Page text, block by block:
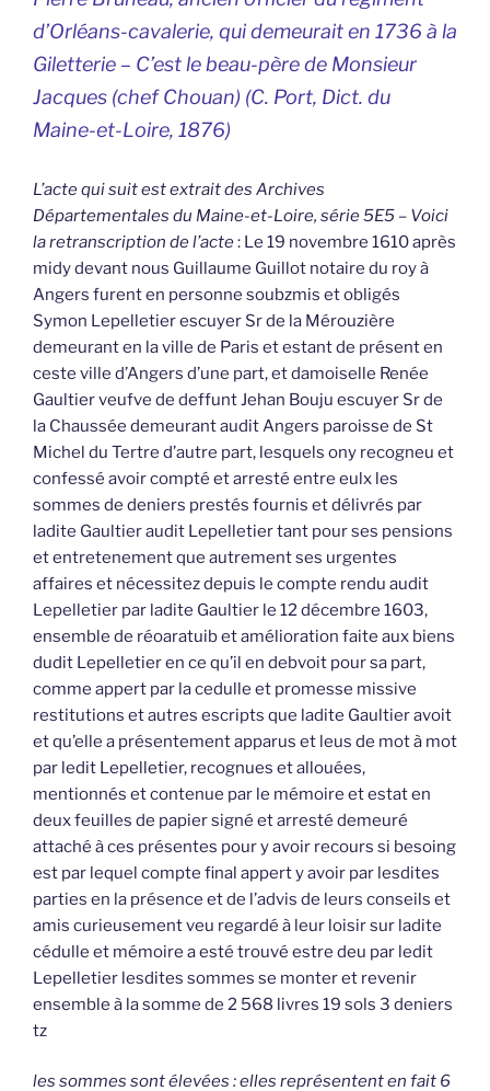
d’Orléans-cavalerie, qui demeurait en 1736 à la
Giletterie – C’est le beau-père de Monsieur
Jacques (chef Chouan) (C. Port, Dict. du
Maine-et-Loire, 1876)
L’acte qui suit est extrait des Archives
Départementales du Maine-et-Loire, série 5E5 – Voici
la retranscription de l’acte: Le 19 novembre 1610 après
midy devant nous Guillaume Guillot notaire du roy à
Angers furent en personne soubzmis et obligés
Symon Lepelletier escuyer Sr de la Mérouzière
demeurant en la ville de Paris et estant de présent en
ceste ville d’Angers d’une part, et damoiselle Renée
Gaultier veufve de deffunt Jehan Bouju escuyer Sr de
la Chaussée demeurant audit Angers paroisse de St
Michel du Tertre d’autre part, lesquels ony recogneu et
confessé avoir compté et arresté entre eulx les
sommes de deniers prestés fournis et délivrés par
ladite Gaultier audit Lepelletier tant pour ses pensions
et entretenement que autrement ses urgentes
affaires et nécessitez depuis le compte rendu audit
Lepelletier par ladite Gaultier le 12 décembre 1603,
ensemble de réoaratuib et amélioration faite aux biens
dudit Lepelletier en ce qu’il en debvoit pour sa part,
comme appert par la cedulle et promesse missive
restitutions et autres escripts que ladite Gaultier avoit
et qu’elle a présentement apparus et leus de mot à mot
par ledit Lepelletier, recognues et allouées,
mentionnés et contenue par le mémoire et estat en
deux feuilles de papier signé et arresté demeuré
attaché à ces présentes pour y avoir recours si besoing
est par lequel compte final appert y avoir par lesdites
parties en la présence et de l’advis de leurs conseils et
amis curieusement veu regardé à leur loisir sur ladite
cédulle et mémoire a esté trouvé estre deu par ledit
Lepelletier lesdites sommes se monter et revenir
ensemble à la somme de 2 568 livres 19 sols 3 deniers
tz
les sommes sont élevées : elles représentent en fait 6